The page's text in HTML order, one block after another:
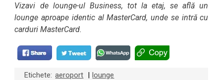
Vizavi de lounge-ul Business, tot la etaj, se află un
lounge aproape identic al MasterCard, unde se intră cu
carduri MasterCard.
Etichete: aeroport lounge